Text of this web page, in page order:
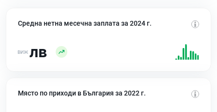
Средна нетна месечна заплата за 2024 г.
лв
Място по приходи в България за 2022 г.